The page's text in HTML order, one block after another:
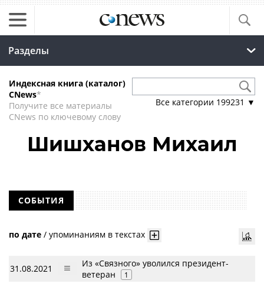
Разделы
Индексная книга (каталог)
CNews*
Получите все материалы
CNews по ключевому слову
Все категории 199231 ▼
Шишханов Михаил
СОБЫТИЯ
по дате / упоминаниям в текстах
31.08.2021
Из «Связного» уволился президент-
ветеран
1